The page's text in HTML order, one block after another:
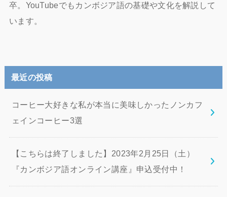
卒。YouTubeでもカンボジア語の基礎や文化を解説して
います。
最近の投稿
コーヒー大好きな私が本当に美味しかったノンカフ
ェインコーヒー3選
【こちらは終了しました】2023年2月25日（土）
『カンボジア語オンライン講座』申込受付中！